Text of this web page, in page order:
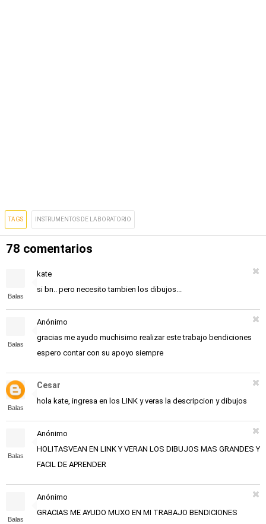
TAGS INSTRUMENTOS DE LABORATORIO
78 comentarios
Balas
kate
si bn.. pero necesito tambien los dibujos...
Balas
Anónimo
gracias me ayudo muchisimo realizar este trabajo bendiciones
espero contar con su apoyo siempre
Balas
Cesar
hola kate, ingresa en los LINK y veras la descripcion y dibujos
Balas
Anónimo
HOLITASVEAN EN LINK Y VERAN LOS DIBUJOS MAS GRANDES Y
FACIL DE APRENDER
Balas
Anónimo
GRACIAS ME AYUDO MUXO EN MI TRABAJO BENDICIONES